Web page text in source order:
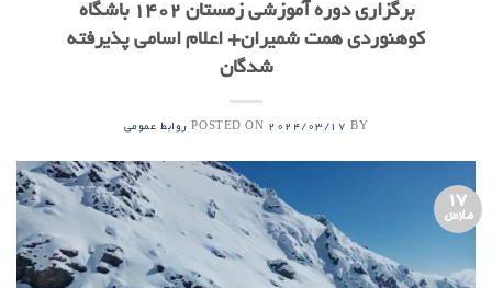
برگزاری دوره آموزشی زمستان 1402 باشگاه
کوهنوردی همت شمیران+ اعلام اسامی پذیرفته
شدگان
POSTED ON 2024/03/17 BY روابط عمومی
17
مارس